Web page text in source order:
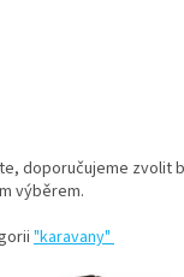
doporučujeme zvolit
výběrem.
"karavany"